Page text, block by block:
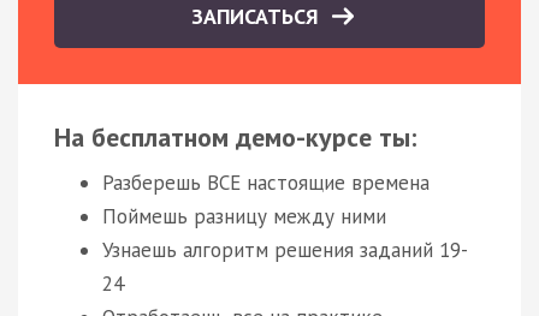
ЗАПИСАТЬСЯ
На бесплатном демо-курсе ты:
Разберешь ВСЕ настоящие времена
Поймешь разницу между ними
Узнаешь алгоритм решения заданий 19-
24